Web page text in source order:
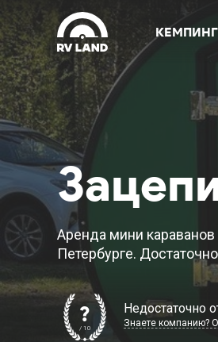
Аренда мини
Петербурге.
?
/ 10
Недостаточно
Знаете компанию?